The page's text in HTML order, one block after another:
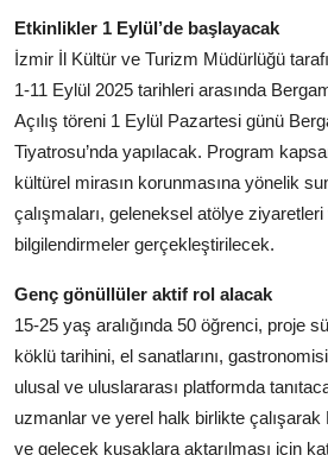
Etkinlikler 1 Eylül’de başlayacak
İzmir İl Kültür ve Turizm Müdürlüğü
1-11 Eylül 2025 tarihleri arasında
Açılış töreni 1 Eylül Pazartesi günü
Tiyatrosu’nda yapılacak. Program
kültürel mirasın korunmasına yönelik
çalışmaları, geleneksel atölye
bilgilendirmeler gerçekleştirilecek.
Genç gönüllüler aktif rol alacak
15-25 yaş aralığında 50 öğrenci, proje
köklü tarihini, el sanatlarını,
ulusal ve uluslararası platformda
uzmanlar ve yerel halk birlikte çalışarak
ve gelecek kuşaklara aktarılması için